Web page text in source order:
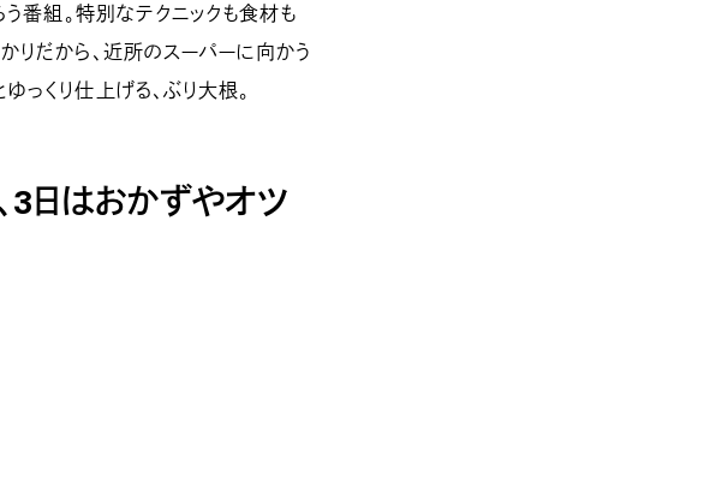
う番組。特別なテクニックも食材も
だから、近所のスーパーに向かう
っくり仕上げる、ぶり大根。
3日はおかずやオツ